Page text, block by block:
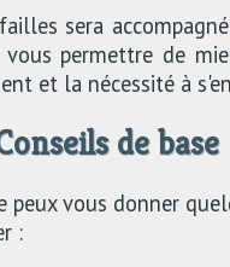
sera
permettre de
et la nécessité à
de base
peux vous donner
: